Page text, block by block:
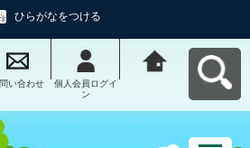
ひらがなをつける
い合わせ
個人会員ログイ
ン